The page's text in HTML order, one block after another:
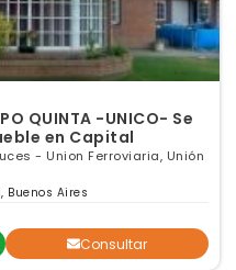
QUINTA -UNICO- Se
en Capital
- Union Ferroviaria, Unión
Buenos Aires
Consultar